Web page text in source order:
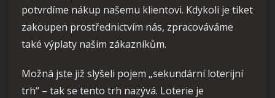
potvrdíme nákup našemu klientovi. Kdykoli je tiket
zakoupen prostřednictvím nás, zpracováváme
také výplaty našim zákazníkům.
Možná jste již slyšeli pojem „sekundární loterijní
trh“ – tak se tento trh nazývá. Loterie je